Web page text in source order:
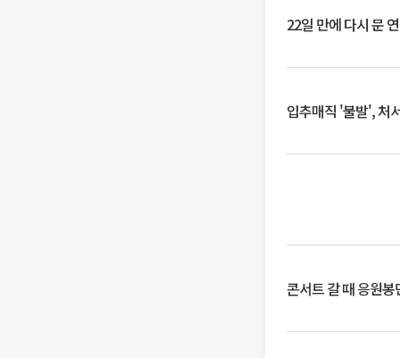
22일 만에 다시 문
입추매직 '불발', 처
콘서트 갈 때 응원